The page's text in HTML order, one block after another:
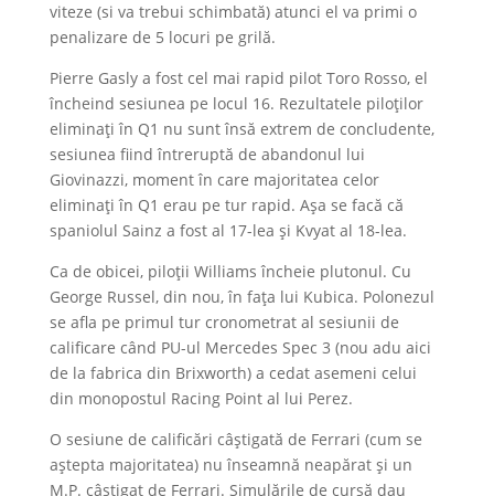
viteze (si va trebui schimbată) atunci el va primi o
penalizare de 5 locuri pe grilă.
Pierre Gasly a fost cel mai rapid pilot Toro Rosso, el
încheind sesiunea pe locul 16. Rezultatele piloților
eliminați în Q1 nu sunt însă extrem de concludente,
sesiunea fiind întreruptă de abandonul lui
Giovinazzi, moment în care majoritatea celor
eliminați în Q1 erau pe tur rapid. Așa se facă că
spaniolul Sainz a fost al 17-lea și Kvyat al 18-lea.
Ca de obicei, piloții Williams încheie plutonul. Cu
George Russel, din nou, în fața lui Kubica. Polonezul
se afla pe primul tur cronometrat al sesiunii de
calificare când PU-ul Mercedes Spec 3 (nou adu aici
de la fabrica din Brixworth) a cedat asemeni celui
din monopostul Racing Point al lui Perez.
O sesiune de calificări câștigată de Ferrari (cum se
aștepta majoritatea) nu înseamnă neapărat și un
M.P. câștigat de Ferrari. Simulările de cursă dau